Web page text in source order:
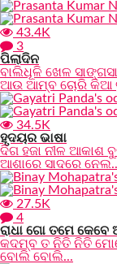
43.4K
3
ପିଲାଦିନ
ବାଲିଧୂଳି ଖେଳ
ଆଉ ଆମ୍ବ ଚୋରି କିଆ
34.5K
ହୃଦୟର ଭାଷା
ଦିଗ ହଜା ନୀଳ ଆକାଶ
ଆଶାରେ ସାଦରେ
27.5K
4
ରାଧା ଗୋ ତମେ କେବେ
କଦମ୍ବ ତ ନିତି ନିତି
ବୋଲି ବୋଲି...